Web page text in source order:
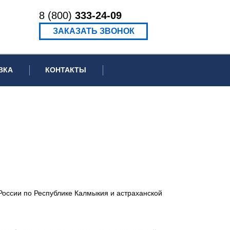
8 (800) 333-24-09
ЗАКАЗАТЬ ЗВОНОК
КОНТАКТЫ
по Республике Калмыкия и астраханской